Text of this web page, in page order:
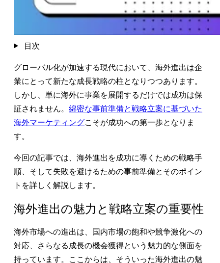
目次
グローバル化が加速する現代において、海外進出は企
業にとって新たな成長戦略の柱となりつつあります。
しかし、単に海外に事業を展開するだけでは成功は保
証されません。 綿密な事前準備と戦略立案に基づいた
海外マーケティングこそが成功への第一歩となりま
す。
今回の記事では、海外進出を成功に導くための戦略手
順、そして失敗を避けるための事前準備とそのポイン
トを詳しく解説します。
海外進出の魅力と戦略立案の重要性
海外市場への進出は、国内市場の飽和や競争激化への
対応、さらなる成長の機会獲得という魅力的な側面を
持っています。ここからは、そういった海外進出の魅